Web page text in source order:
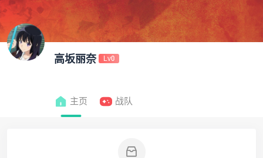
高坂丽奈 Lv0
主页 战队